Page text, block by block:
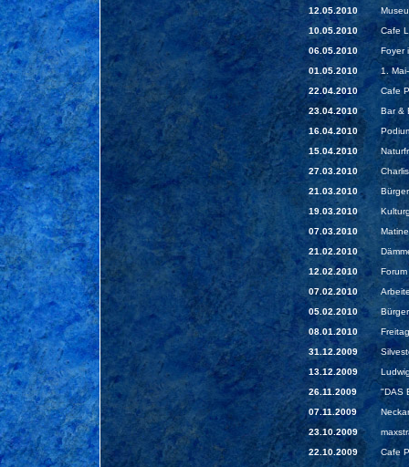
12.05.2010
10.05.2010
Cafe
06.05.2010
Foyer
01.05.2010
1.
22.04.2010
Cafe
23.04.2010
Bar &
16.04.2010
15.04.2010
27.03.2010
21.03.2010
19.03.2010
07.03.2010
21.02.2010
12.02.2010
07.02.2010
05.02.2010
08.01.2010
31.12.2009
13.12.2009
26.11.2009
"DAS
07.11.2009
23.10.2009
22.10.2009
Cafe